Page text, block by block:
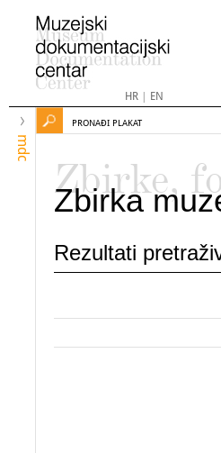
HR| EN
mdc
PRONAĐI PLAKAT
Zbirke,
Zbirka
Rezultati